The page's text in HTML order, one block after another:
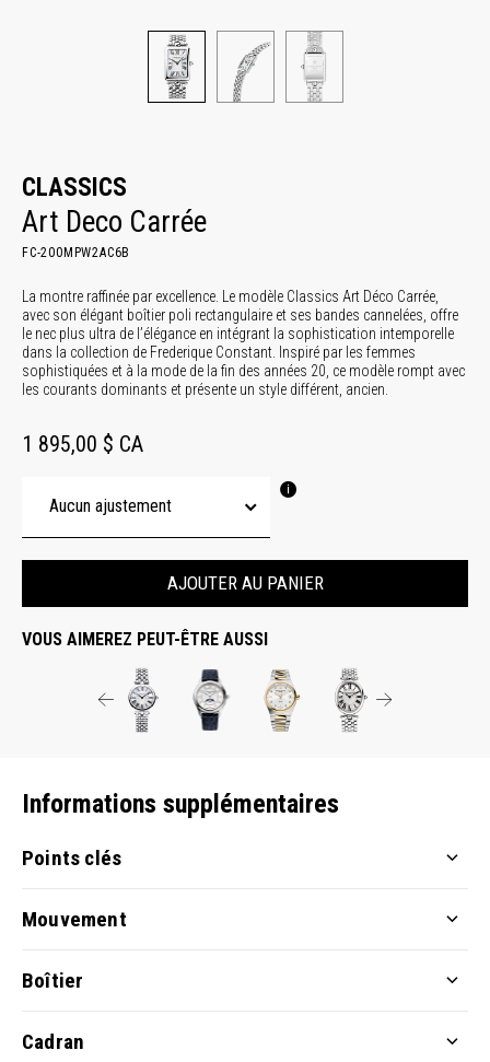
CLASSICS
Art Deco Carrée
FC-200MPW2AC6B
La montre raffinée par excellence. Le modèle Classics Art Déco Carrée,
avec son élégant boîtier poli rectangulaire et ses bandes cannelées, offre
le nec plus ultra de l’élégance en intégrant la sophistication intemporelle
dans la collection de Frederique Constant. Inspiré par les femmes
sophistiquées et à la mode de la fin des années 20, ce modèle rompt avec
les courants dominants et présente un style différent, ancien.
1 895,00 $ CA
AJOUTER AU PANIER
VOUS AIMEREZ PEUT-ÊTRE AUSSI
Informations supplémentaires
Points clés
Mouvement
Boîtier
Cadran